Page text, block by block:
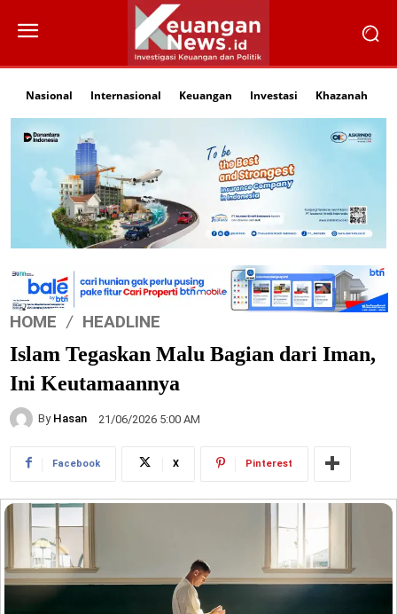
Nasional Internasional Keuangan Investasi Khazanah
HOME HEADLINE
Islam Tegaskan Malu Bagian dari Iman,
Ini Keutamaannya
By Hasan 21/06/2026 5:00 AM
Facebook X Pinterest